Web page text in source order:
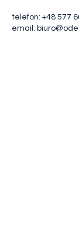
telefon: +48 577
email: